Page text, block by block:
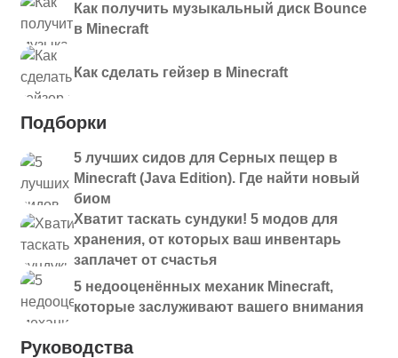
Как получить музыкальный диск Bounce
в Minecraft
Как сделать гейзер в Minecraft
Подборки
5 лучших сидов для Серных пещер в
Minecraft (Java Edition). Где найти новый
биом
Хватит таскать сундуки! 5 модов для
хранения, от которых ваш инвентарь
заплачет от счастья
5 недооценённых механик Minecraft,
которые заслуживают вашего внимания
Руководства